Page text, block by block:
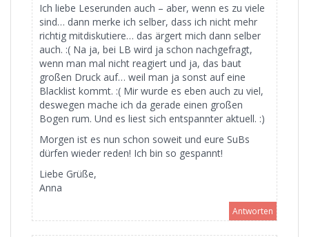
Ich liebe Leserunden auch – aber, wenn es zu viele
sind… dann merke ich selber, dass ich nicht mehr
richtig mitdiskutiere… das ärgert mich dann selber
auch. :( Na ja, bei LB wird ja schon nachgefragt,
wenn man mal nicht reagiert und ja, das baut
großen Druck auf… weil man ja sonst auf eine
Blacklist kommt. :( Mir wurde es eben auch zu viel,
deswegen mache ich da gerade einen großen
Bogen rum. Und es liest sich entspannter aktuell. :)
Morgen ist es nun schon soweit und eure SuBs
dürfen wieder reden! Ich bin so gespannt!
Liebe Grüße,
Anna
Antworten